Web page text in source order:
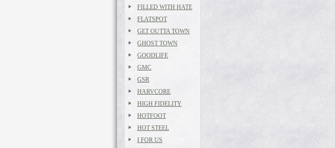
FILLED WITH HATE
FLATSPOT
GET OUTTA TOWN
GHOST TOWN
GOODLIFE
GMC
GSR
HARVCORE
HIGH FIDELITY
HOTFOOT
HOT STEEL
I FOR US